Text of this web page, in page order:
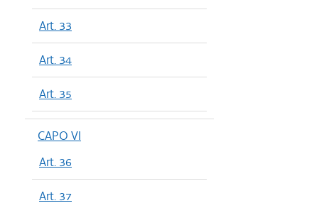
Art. 33
Art. 34
Art. 35
CAPO VI
Art. 36
Art. 37